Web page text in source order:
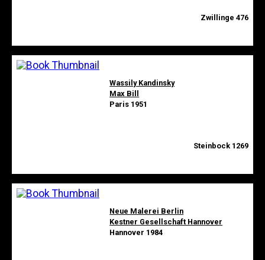
Zwillinge 476
Wassily Kandinsky
Max Bill
Paris 1951
Steinbock 1269
Neue Malerei Berlin
Kestner Gesellschaft Hannover
Hannover 1984